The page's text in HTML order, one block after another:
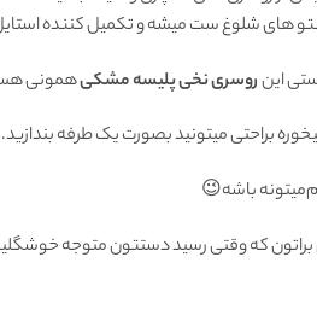
های شلوغ ست میشه و تکمیل کننده
اینروسری نخی پلیسه مشکیهمونی
باشه😉
که وقتی رسید دستتون متوجه